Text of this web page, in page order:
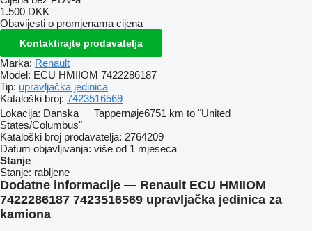
1.500 DKK
Obavijesti o promjenama cijena
Kontaktirajte prodavatelja
Marka: Renault
Model: ECU HMIIOM 7422286187
Tip: upravljačka jedinica
Kataloški broj: 7423516569
Lokacija: Danska Tappernøje6751 km to "United
States/Columbus"
Kataloški broj prodavatelja: 2764209
Datum objavljivanja: više od 1 mjeseca
Stanje
Stanje: rabljene
Dodatne informacije — Renault ECU HMIIOM
7422286187 7423516569 upravljačka jedinica za
kamiona